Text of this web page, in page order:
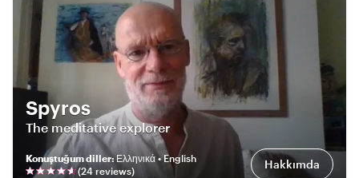
Spyros
The meditative explorer
Konuştuğum diller:Ελληνικά • English
(24 reviews) Hakkımda